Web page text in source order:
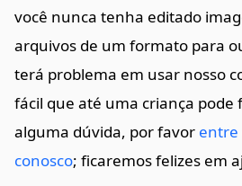
você nunca tenha editado
arquivos de um formato para
terá problema em usar nosso
fácil que até uma criança pode
alguma dúvida, por favor entre
conosco; ficaremos felizes em